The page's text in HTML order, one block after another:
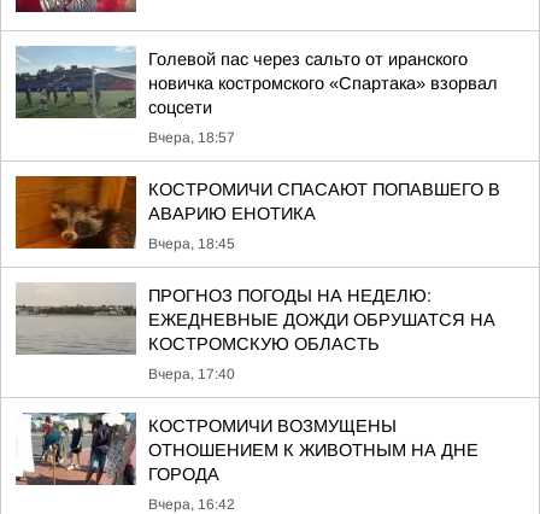
Голевой пас через сальто от иранского
новичка костромского «Спартака» взорвал
соцсети
Вчера, 18:57
КОСТРОМИЧИ СПАСАЮТ ПОПАВШЕГО В
АВАРИЮ ЕНОТИКА
Вчера, 18:45
ПРОГНОЗ ПОГОДЫ НА НЕДЕЛЮ:
ЕЖЕДНЕВНЫЕ ДОЖДИ ОБРУШАТСЯ НА
КОСТРОМСКУЮ ОБЛАСТЬ
Вчера, 17:40
КОСТРОМИЧИ ВОЗМУЩЕНЫ
ОТНОШЕНИЕМ К ЖИВОТНЫМ НА ДНЕ
ГОРОДА
Вчера, 16:42